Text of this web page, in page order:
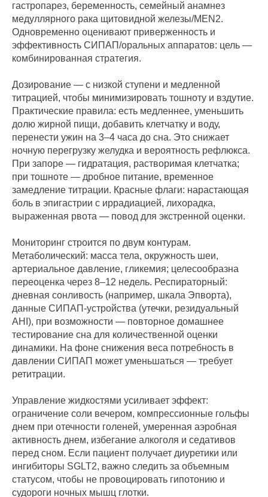
гастропарез, беременность, семейный анамнез
медуллярного рака щитовидной железы/MEN2.
Одновременно оценивают приверженность и
эффективность СИПАП/оральных аппаратов: цель —
комбинированная стратегия.
Дозирование — с низкой ступени и медленной
титрацией, чтобы минимизировать тошноту и вздутие.
Практические правила: есть медленнее, уменьшить
долю жирной пищи, добавить клетчатку и воду,
перенести ужин на 3–4 часа до сна. Это снижает
ночную перегрузку желудка и вероятность рефлюкса.
При запоре — гидратация, растворимая клетчатка;
при тошноте — дробное питание, временное
замедление титрации. Красные флаги: нарастающая
боль в эпигастрии с иррадиацией, лихорадка,
выраженная рвота — повод для экстренной оценки.
Мониторинг строится по двум контурам.
Метаболический: масса тела, окружность шеи,
артериальное давление, гликемия; целесообразна
переоценка через 8–12 недель. Респираторный:
дневная сонливость (например, шкала Эпворта),
данные СИПАП‑устройства (утечки, резидуальный
AHI), при возможности — повторное домашнее
тестирование сна для количественной оценки
динамики. На фоне снижения веса потребность в
давлении СИПАП может уменьшаться — требует
ретитрации.
Управление жидкостями усиливает эффект:
ограничение соли вечером, компрессионные гольфы
днем при отечности голеней, умеренная аэробная
активность днем, избегание алкоголя и седативов
перед сном. Если пациент получает диуретики или
ингибиторы SGLT2, важно следить за объемным
статусом, чтобы не провоцировать гипотонию и
судороги ночных мышц глотки.